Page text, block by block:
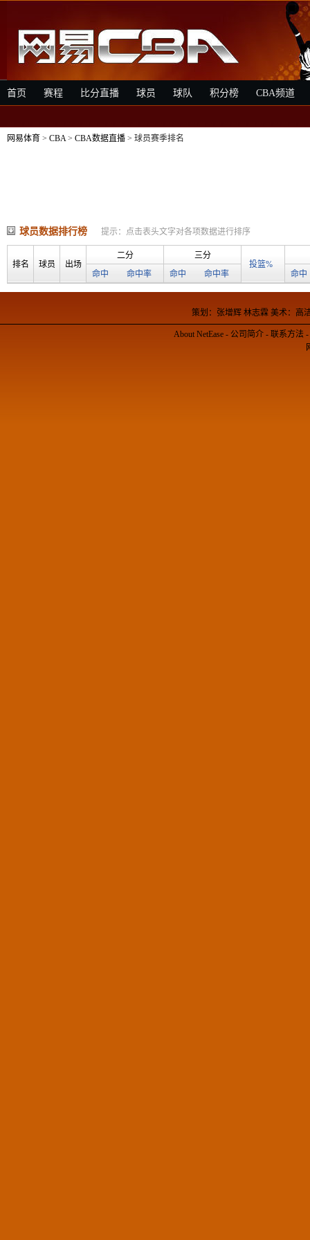
首页 赛程 比分直播 球员 球队 积分榜 CBA频道
网易体育 > CBA> CBA数据直播 > 球员赛季排名
球员数据排行榜 提示：点击表头文字对各项数据进行排序
排名 球员 出场
二分
三分
投篮%
命中
命中率 命中 命中率 命中
策划：张增辉 林志霖 美术：
About NetEase - 公司简介 - 联系方法 -